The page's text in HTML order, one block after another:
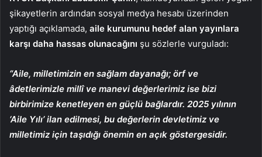
şikayetlerin ardından sosyal medya hesabı üzerinden
yaptığı açıklamada, aile kurumunu hedef alan yayınlara
karşı daha hassas olunacağını şu sözlerle vurguladı:
“Aile, milletimizin en sağlam dayanağı; örf ve
âdetlerimizle millî ve manevi değerlerimiz ise bizi
birbirimize kenetleyen en güçlü bağlardır. 2025 yılının
‘Aile Yılı’ ilan edilmesi, bu değerlerin devletimiz ve
milletimiz için taşıdığı önemin en açık göstergesidir.